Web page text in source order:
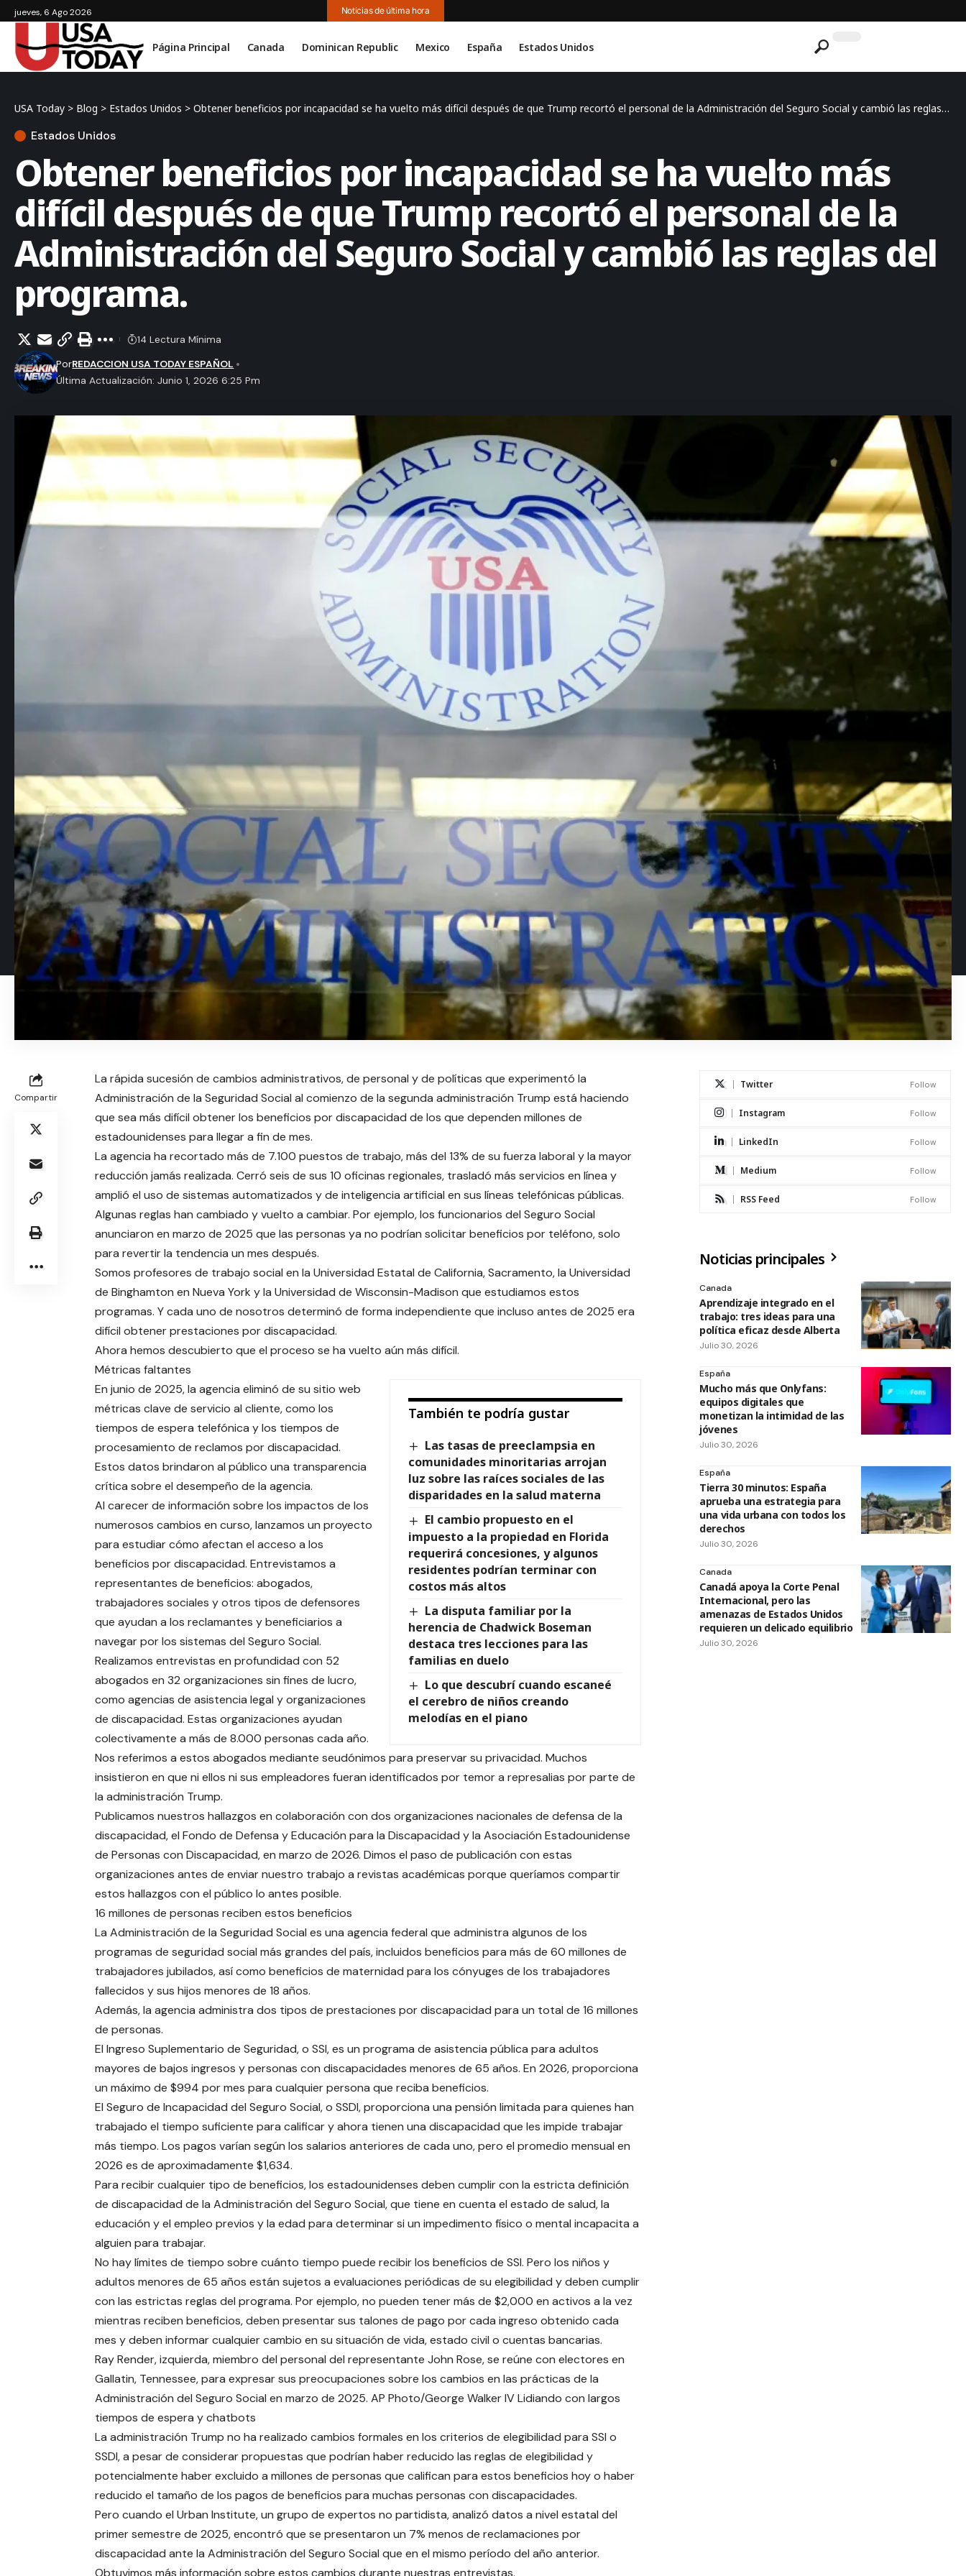
jueves, 6 Ago 2026 Noticias de última hora
Página Principal Canada Dominican Republic Mexico España Estados Unidos
USA Today > Blog > Estados Unidos > Obtener beneficios por incapacidad se ha vuelto más difícil después de que Trump recortó el personal de la Administración del Seguro Social y cambió las reglas del programa.
Estados Unidos
Obtener beneficios por incapacidad se ha vuelto más
difícil después de que Trump recortó el personal de la
Administración del Seguro Social y cambió las reglas del
programa.
Última Actualización: Junio 1, 2026 6:25 Pm
PorREDACCION USA TODAY ESPAÑOL
14 Lectura Mínima
Compartir
La rápida sucesión de cambios administrativos, de personal y de políticas que experimentó la
Administración de la Seguridad Social al comienzo de la segunda administración Trump está haciendo
que sea más difícil obtener los beneficios por discapacidad de los que dependen millones de
estadounidenses para llegar a fin de mes.
La agencia ha recortado más de 7.100 puestos de trabajo, más del 13% de su fuerza laboral y la mayor
reducción jamás realizada. Cerró seis de sus 10 oficinas regionales, trasladó más servicios en línea y
amplió el uso de sistemas automatizados y de inteligencia artificial en sus líneas telefónicas públicas.
Algunas reglas han cambiado y vuelto a cambiar. Por ejemplo, los funcionarios del Seguro Social
anunciaron en marzo de 2025 que las personas ya no podrían solicitar beneficios por teléfono, solo
para revertir la tendencia un mes después.
Somos profesores de trabajo social en la Universidad Estatal de California, Sacramento, la Universidad
de Binghamton en Nueva York y la Universidad de Wisconsin-Madison que estudiamos estos
programas. Y cada uno de nosotros determinó de forma independiente que incluso antes de 2025 era
difícil obtener prestaciones por discapacidad.
Ahora hemos descubierto que el proceso se ha vuelto aún más difícil.
Métricas faltantes
También te podría gustar
Las tasas de preeclampsia en
comunidades minoritarias arrojan
luz sobre las raíces sociales de las
disparidades en la salud materna
El cambio propuesto en el
impuesto a la propiedad en Florida
requerirá concesiones, y algunos
residentes podrían terminar con
costos más altos
La disputa familiar por la
herencia de Chadwick Boseman
destaca tres lecciones para las
familias en duelo
Lo que descubrí cuando escaneé
el cerebro de niños creando
melodías en el piano
En junio de 2025, la agencia eliminó de su sitio web
métricas clave de servicio al cliente, como los
tiempos de espera telefónica y los tiempos de
procesamiento de reclamos por discapacidad.
Estos datos brindaron al público una transparencia
crítica sobre el desempeño de la agencia.
Al carecer de información sobre los impactos de los
numerosos cambios en curso, lanzamos un proyecto
para estudiar cómo afectan el acceso a los
beneficios por discapacidad. Entrevistamos a
representantes de beneficios: abogados,
trabajadores sociales y otros tipos de defensores
que ayudan a los reclamantes y beneficiarios a
navegar por los sistemas del Seguro Social.
Realizamos entrevistas en profundidad con 52
abogados en 32 organizaciones sin fines de lucro,
como agencias de asistencia legal y organizaciones
de discapacidad. Estas organizaciones ayudan
colectivamente a más de 8.000 personas cada año.
Nos referimos a estos abogados mediante seudónimos para preservar su privacidad. Muchos
insistieron en que ni ellos ni sus empleadores fueran identificados por temor a represalias por parte de
la administración Trump.
Publicamos nuestros hallazgos en colaboración con dos organizaciones nacionales de defensa de la
discapacidad, el Fondo de Defensa y Educación para la Discapacidad y la Asociación Estadounidense
de Personas con Discapacidad, en marzo de 2026. Dimos el paso de publicación con estas
organizaciones antes de enviar nuestro trabajo a revistas académicas porque queríamos compartir
estos hallazgos con el público lo antes posible.
16 millones de personas reciben estos beneficios
La Administración de la Seguridad Social es una agencia federal que administra algunos de los
programas de seguridad social más grandes del país, incluidos beneficios para más de 60 millones de
trabajadores jubilados, así como beneficios de maternidad para los cónyuges de los trabajadores
fallecidos y sus hijos menores de 18 años.
Además, la agencia administra dos tipos de prestaciones por discapacidad para un total de 16 millones
de personas.
El Ingreso Suplementario de Seguridad, o SSI, es un programa de asistencia pública para adultos
mayores de bajos ingresos y personas con discapacidades menores de 65 años. En 2026, proporciona
un máximo de $994 por mes para cualquier persona que reciba beneficios.
El Seguro de Incapacidad del Seguro Social, o SSDI, proporciona una pensión limitada para quienes han
trabajado el tiempo suficiente para calificar y ahora tienen una discapacidad que les impide trabajar
más tiempo. Los pagos varían según los salarios anteriores de cada uno, pero el promedio mensual en
2026 es de aproximadamente $1,634.
Para recibir cualquier tipo de beneficios, los estadounidenses deben cumplir con la estricta definición
de discapacidad de la Administración del Seguro Social, que tiene en cuenta el estado de salud, la
educación y el empleo previos y la edad para determinar si un impedimento físico o mental incapacita a
alguien para trabajar.
No hay límites de tiempo sobre cuánto tiempo puede recibir los beneficios de SSI. Pero los niños y
adultos menores de 65 años están sujetos a evaluaciones periódicas de su elegibilidad y deben cumplir
con las estrictas reglas del programa. Por ejemplo, no pueden tener más de $2,000 en activos a la vez
mientras reciben beneficios, deben presentar sus talones de pago por cada ingreso obtenido cada
mes y deben informar cualquier cambio en su situación de vida, estado civil o cuentas bancarias.
Ray Render, izquierda, miembro del personal del representante John Rose, se reúne con electores en
Gallatin, Tennessee, para expresar sus preocupaciones sobre los cambios en las prácticas de la
Administración del Seguro Social en marzo de 2025. AP Photo/George Walker IV Lidiando con largos
tiempos de espera y chatbots
La administración Trump no ha realizado cambios formales en los criterios de elegibilidad para SSI o
SSDI, a pesar de considerar propuestas que podrían haber reducido las reglas de elegibilidad y
potencialmente haber excluido a millones de personas que califican para estos beneficios hoy o haber
reducido el tamaño de los pagos de beneficios para muchas personas con discapacidades.
Pero cuando el Urban Institute, un grupo de expertos no partidista, analizó datos a nivel estatal del
primer semestre de 2025, encontró que se presentaron un 7% menos de reclamaciones por
discapacidad ante la Administración del Seguro Social que en el mismo período del año anterior.
Obtuvimos más información sobre estos cambios durante nuestras entrevistas.
Twitter Follow
Instagram Follow
LinkedIn Follow
Medium Follow
RSS Feed Follow
Noticias principales
Canada
Aprendizaje integrado en el
trabajo: tres ideas para una
política eficaz desde Alberta
Julio 30, 2026
España
Mucho más que Onlyfans:
equipos digitales que
monetizan la intimidad de las
jóvenes
Julio 30, 2026
España
Tierra 30 minutos: España
aprueba una estrategia para
una vida urbana con todos los
derechos
Julio 30, 2026
Canada
Canadá apoya la Corte Penal
Internacional, pero las
amenazas de Estados Unidos
requieren un delicado equilibrio
Julio 30, 2026